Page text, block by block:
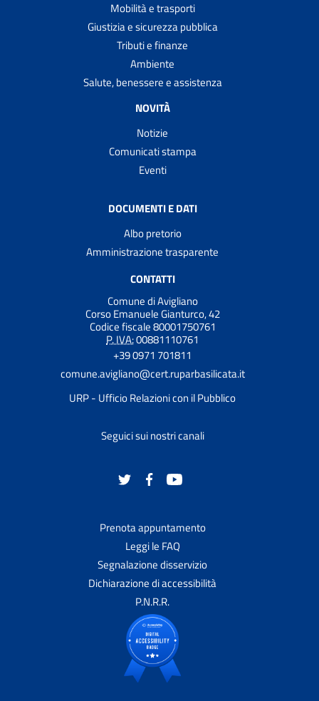
Mobilità e trasporti
Giustizia e sicurezza pubblica
Tributi e finanze
Ambiente
Salute, benessere e assistenza
NOVITÀ
Notizie
Comunicati stampa
Eventi
DOCUMENTI E DATI
Albo pretorio
Amministrazione trasparente
CONTATTI
Comune di Avigliano
Corso Emanuele Gianturco, 42
Codice fiscale 80001750761
P. IVA:00881110761
+39 0971 701811
comune.avigliano@cert.ruparbasilicata.it
URP - Ufficio Relazioni con il Pubblico
Seguici sui nostri canali
Prenota appuntamento
Leggi le FAQ
Segnalazione disservizio
Dichiarazione di accessibilità
P.N.R.R.